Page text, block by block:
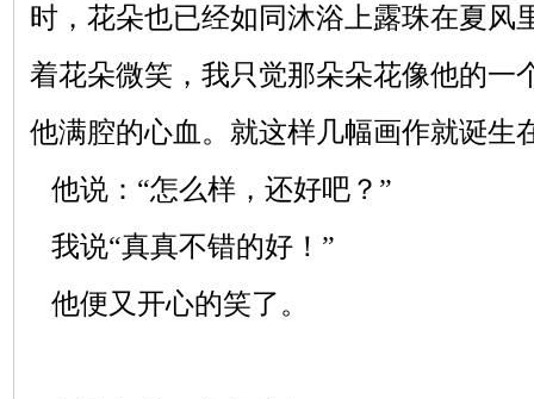
时，花朵也已经如同沐浴上露珠在夏风
着花朵微笑，我只觉那朵朵花像他的一
他满腔的心血。就这样几幅画作就诞生
他说：“怎么样，还好吧？”
我说“真真不错的好！”
他便又开心的笑了。